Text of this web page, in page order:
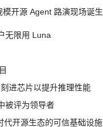
开源 Agent 路演现场诞生
无限用 Luna
进芯片以提升推理性能
被评为领导者
代开源生态的可信基础设施